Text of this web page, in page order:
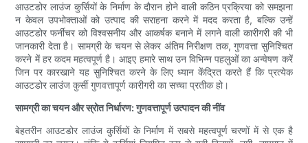
आउटडोर लाउंज कुर्सियों के निर्माण के दौरान होने वाली कठिन प्रक्रिया को समझना
न केवल उपभोक्ताओं को उत्पाद की सराहना करने में मदद करता है, बल्कि उन्हें
आउटडोर फर्नीचर को विश्वसनीय और आकर्षक बनाने में लगने वाली कारीगरी की भी
जानकारी देता है। सामग्री के चयन से लेकर अंतिम निरीक्षण तक, गुणवत्ता सुनिश्चित
करने में हर कदम महत्वपूर्ण है। आइए हमारे साथ उन विभिन्न पहलुओं का अन्वेषण करें
जिन पर कारखाने यह सुनिश्चित करने के लिए ध्यान केंद्रित करते हैं कि प्रत्येक
आउटडोर लाउंज कुर्सी गुणवत्तापूर्ण कारीगरी का सच्चा प्रतीक हो।
सामग्री का चयन और स्रोत निर्धारण: गुणवत्तापूर्ण उत्पादन की नींव
बेहतरीन आउटडोर लाउंज कुर्सियों के निर्माण में सबसे महत्वपूर्ण चरणों में से एक है